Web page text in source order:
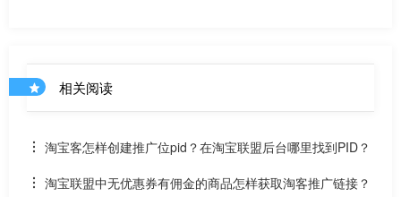
相关阅读
淘宝客怎样创建推广位pid？在淘宝联盟后台哪里找到PID？
淘宝联盟中无优惠券有佣金的商品怎样获取淘客推广链接？